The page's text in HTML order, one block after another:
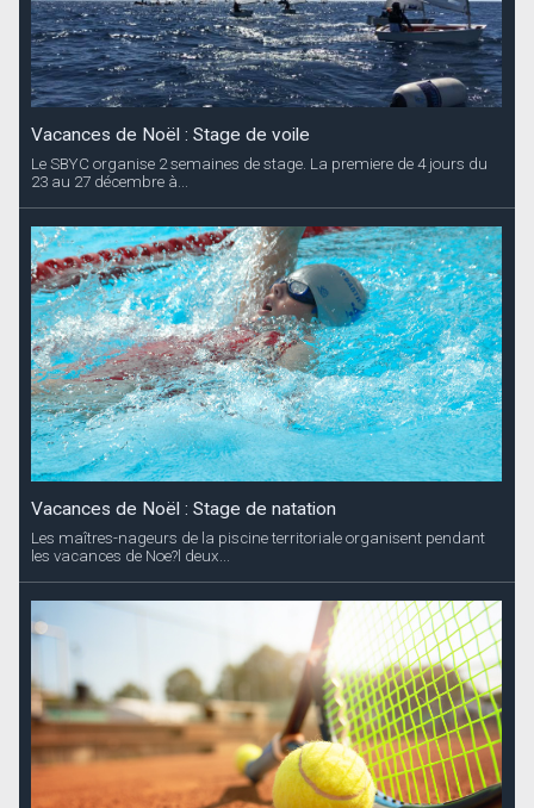
Vacances de Noël : Stage de voile
Le SBYC organise 2 semaines de stage. La premiere de 4 jours du
23 au 27 décembre à...
Vacances de Noël : Stage de natation
Les maîtres-nageurs de la piscine territoriale organisent pendant
les vacances de Noe?l deux...